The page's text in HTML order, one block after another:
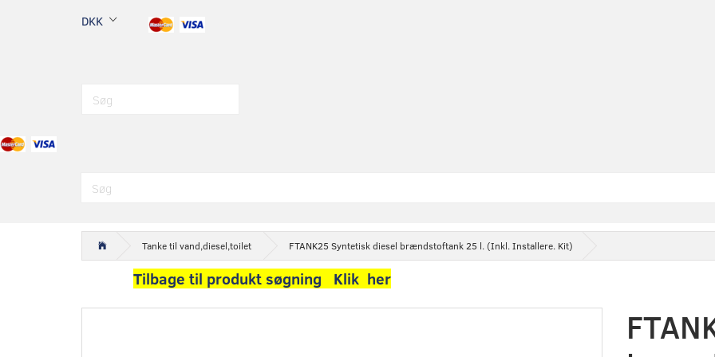
DKK
Tanke til vand,diesel,toilet FTANK25 Syntetisk diesel brændstoftank 25 l. (Inkl. Installere. Kit)
Tilbage til produkt søgning Klik her